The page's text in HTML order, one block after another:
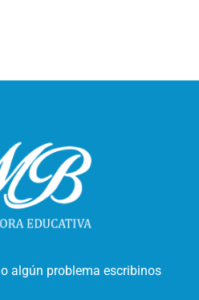
algún problema escribinos